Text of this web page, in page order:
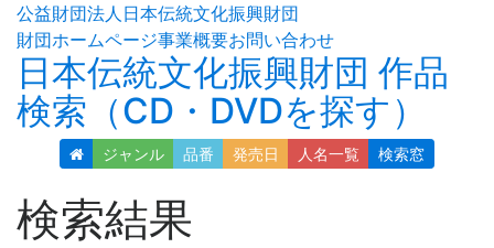
公益財団法人日本伝統文化振興財団
財団ホームページ事業概要お問い合わせ
日本伝統文化振興財団 作品
検索（CD・DVDを探す）
ジャンル 品番 発売日 人名一覧 検索窓
検索結果